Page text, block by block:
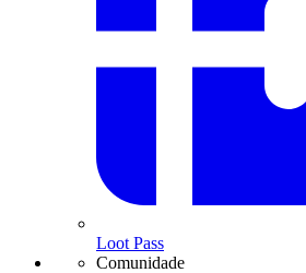
Loot Pass
Comunidade